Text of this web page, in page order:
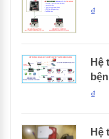
₫
Hệ
₫
Hệ